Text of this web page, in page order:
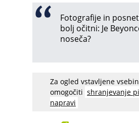
Fotografije in
bolj očitni: Je
noseča?
Za ogled vstavljene
omogočiti shranjevanje
napravi